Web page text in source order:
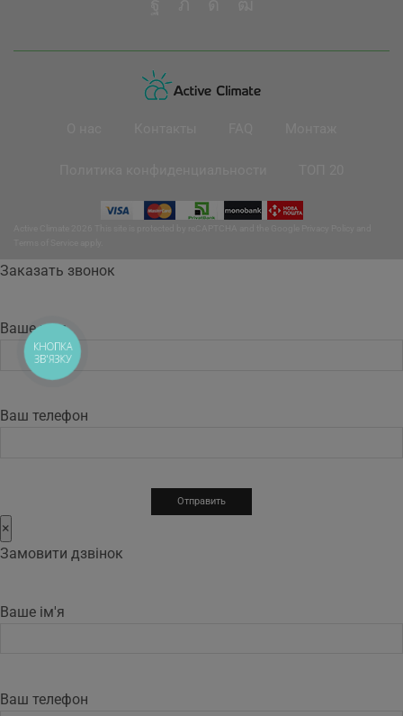
Заказать звонок
Ваше имя
Ваш телефон
×
Замовити дзвінок
Ваше ім'я
Ваш телефон
КНОПКА
ЗВ'ЯЗКУ